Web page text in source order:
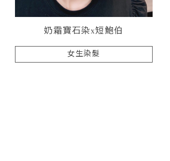
奶霜寶石染x短鮑伯
女生染髮